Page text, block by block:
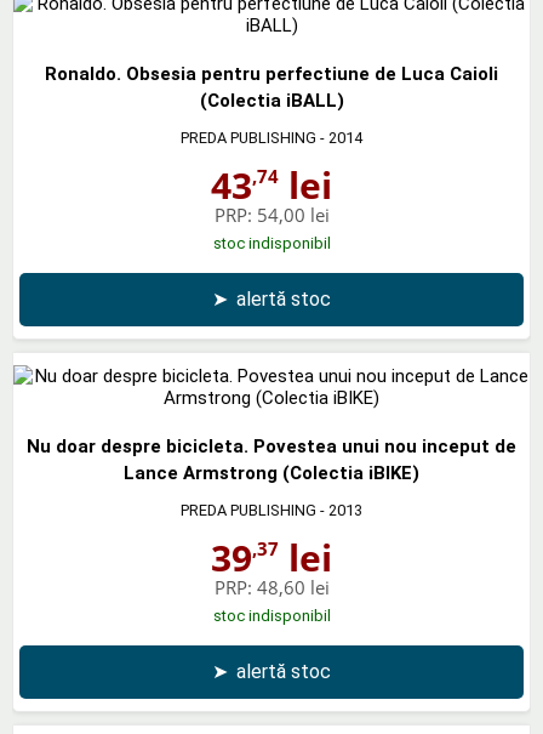
Ronaldo. Obsesia pentru perfectiune de Luca Caioli
(Colectia iBALL)
PREDA PUBLISHING - 2014
43,74 lei
PRP: 54,00 lei
stoc indisponibil
➤ alertă stoc
Nu doar despre bicicleta. Povestea unui nou inceput de
Lance Armstrong (Colectia iBIKE)
PREDA PUBLISHING - 2013
39,37 lei
PRP: 48,60 lei
stoc indisponibil
➤ alertă stoc